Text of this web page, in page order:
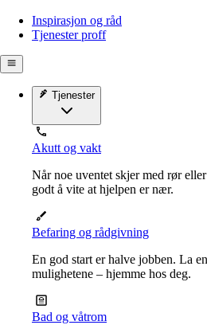
Inspirasjon og råd
Tjenester proff
Tjenester
Akutt og vakt
Når noe uventet skjer med rør
godt å vite at hjelpen er nær.
Befaring og rådgivning
En god start er halve jobben. La
mulighetene – hjemme hos deg.
Bad og våtrom